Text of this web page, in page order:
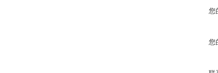
您
您